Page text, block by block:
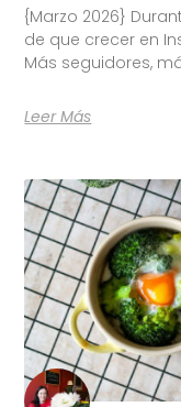
{Marzo 2026}
de que crecer en
Más seguidores,
Leer Más